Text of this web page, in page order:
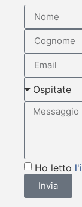
Ho letto
Invia